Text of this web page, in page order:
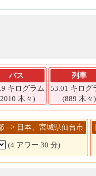
バス
キログラム
木々)
列車
53.01 キログ
(889 木々)
--> 日本、宮城県仙台市
(4 アワー 30 分)